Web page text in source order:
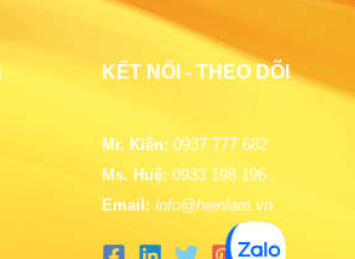
KẾT NỐI - THEO DÕI
Mr. Kiên: 0937 777 682
Ms. Huệ: 0933 198 196
Email: info@hienlam.vn